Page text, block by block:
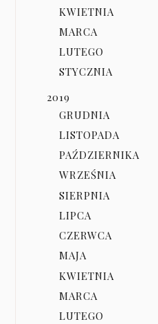
KWIETNIA
MARCA
LUTEGO
STYCZNIA
2019
GRUDNIA
LISTOPADA
PAŹDZIERNIKA
WRZEŚNIA
SIERPNIA
LIPCA
CZERWCA
MAJA
KWIETNIA
MARCA
LUTEGO